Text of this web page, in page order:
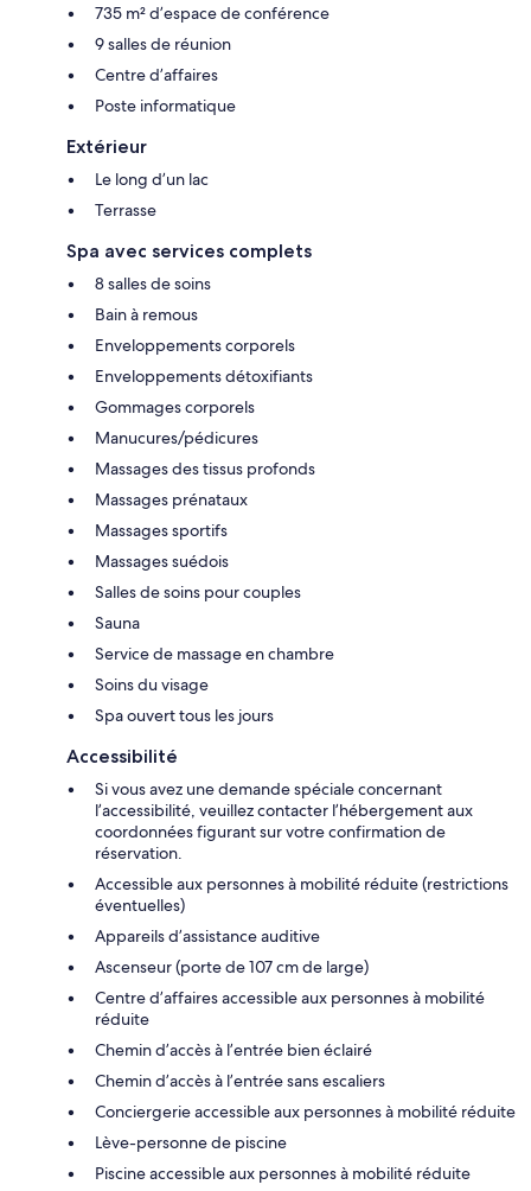
735 m² d’espace de conférence
9 salles de réunion
Centre d’affaires
Poste informatique
Extérieur
Le long d’un lac
Terrasse
Spa avec services complets
8 salles de soins
Bain à remous
Enveloppements corporels
Enveloppements détoxifiants
Gommages corporels
Manucures/pédicures
Massages des tissus profonds
Massages prénataux
Massages sportifs
Massages suédois
Salles de soins pour couples
Sauna
Service de massage en chambre
Soins du visage
Spa ouvert tous les jours
Accessibilité
Si vous avez une demande spéciale concernant
l’accessibilité, veuillez contacter l’hébergement aux
coordonnées figurant sur votre confirmation de
réservation.
Accessible aux personnes à mobilité réduite (restrictions
éventuelles)
Appareils d’assistance auditive
Ascenseur (porte de 107 cm de large)
Centre d’affaires accessible aux personnes à mobilité
réduite
Chemin d’accès à l’entrée bien éclairé
Chemin d’accès à l’entrée sans escaliers
Conciergerie accessible aux personnes à mobilité réduite
Lève-personne de piscine
Piscine accessible aux personnes à mobilité réduite